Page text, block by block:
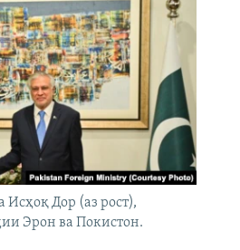
Исҳоқ Дор (аз рост),
Эрон ва Покистон.